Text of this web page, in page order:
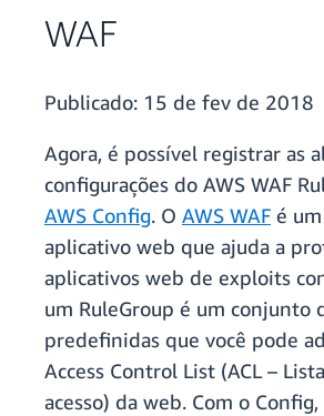
WAF
Publicado: 15 de fev de 2018
Agora, é possível registrar as
configurações do AWS WAF
AWS Config. O AWS WAF é
aplicativo web que ajuda a
aplicativos web de exploits
um RuleGroup é um conjunto
predefinidas que você pode
Access Control List (ACL –
acesso) da web. Com o